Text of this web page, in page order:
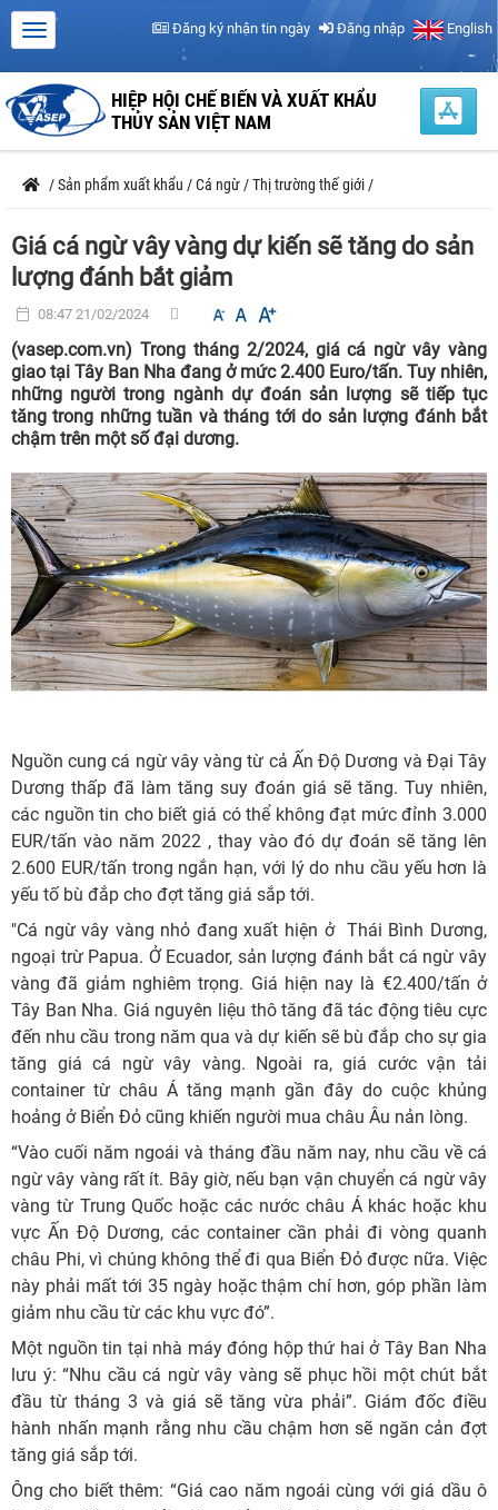
Đăng ký nhận tin ngày Đăng nhập English
HIỆP HỘI CHẾ BIẾN VÀ XUẤT KHẨU
THỦY SẢN VIỆT NAM
/Sản phẩm xuất khẩu /Cá ngừ /Thị trường thế giới /
Giá cá ngừ vây vàng dự kiến sẽ tăng do sản
lượng đánh bắt giảm
08:47 21/02/2024
(vasep.com.vn) Trong tháng 2/2024, giá cá ngừ vây vàng
giao tại Tây Ban Nha đang ở mức 2.400 Euro/tấn. Tuy nhiên,
những người trong ngành dự đoán sản lượng sẽ tiếp tục
tăng trong những tuần và tháng tới do sản lượng đánh bắt
chậm trên một số đại dương.
Nguồn cung cá ngừ vây vàng từ cả Ấn Độ Dương và Đại Tây
Dương thấp đã làm tăng suy đoán giá sẽ tăng. Tuy nhiên,
các nguồn tin cho biết giá có thể không đạt mức đỉnh 3.000
EUR/tấn vào năm 2022 , thay vào đó dự đoán sẽ tăng lên
2.600 EUR/tấn trong ngắn hạn, với lý do nhu cầu yếu hơn là
yếu tố bù đắp cho đợt tăng giá sắp tới.
"Cá ngừ vây vàng nhỏ đang xuất hiện ở Thái Bình Dương,
ngoại trừ Papua. Ở Ecuador, sản lượng đánh bắt cá ngừ vây
vàng đã giảm nghiêm trọng. Giá hiện nay là €2.400/tấn ở
Tây Ban Nha. Giá nguyên liệu thô tăng đã tác động tiêu cực
đến nhu cầu trong năm qua và dự kiến sẽ bù đắp cho sự gia
tăng giá cá ngừ vây vàng. Ngoài ra, giá cước vận tải
container từ châu Á tăng mạnh gần đây do cuộc khủng
hoảng ở Biển Đỏ cũng khiến người mua châu Âu nản lòng.
“Vào cuối năm ngoái và tháng đầu năm nay, nhu cầu về cá
ngừ vây vàng rất ít. Bây giờ, nếu bạn vận chuyển cá ngừ vây
vàng từ Trung Quốc hoặc các nước châu Á khác hoặc khu
vực Ấn Độ Dương, các container cần phải đi vòng quanh
châu Phi, vì chúng không thể đi qua Biển Đỏ được nữa. Việc
này phải mất tới 35 ngày hoặc thậm chí hơn, góp phần làm
giảm nhu cầu từ các khu vực đó”.
Một nguồn tin tại nhà máy đóng hộp thứ hai ở Tây Ban Nha
lưu ý: “Nhu cầu cá ngừ vây vàng sẽ phục hồi một chút bắt
đầu từ tháng 3 và giá sẽ tăng vừa phải”. Giám đốc điều
hành nhấn mạnh rằng nhu cầu chậm hơn sẽ ngăn cản đợt
tăng giá sắp tới.
Ông cho biết thêm: “Giá cao năm ngoái cùng với giá dầu ô